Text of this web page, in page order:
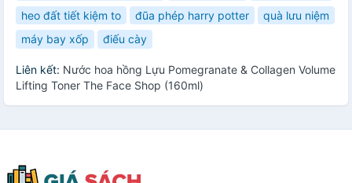
heo đất tiết kiệm to
đũa phép harry potter
quà lưu niệm
máy bay xốp
điếu cày
Liên kết: Nước hoa hồng Lựu Pomegranate & Collagen Volume
Lifting Toner The Face Shop (160ml)